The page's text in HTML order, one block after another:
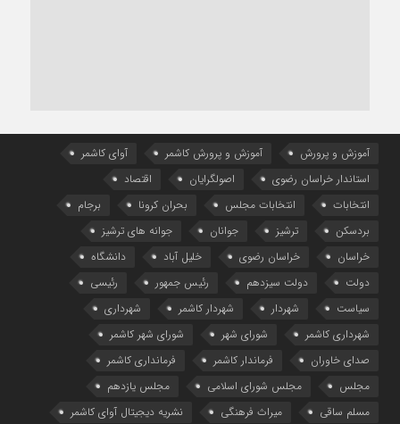
آموزش و پرورش آموزش و پرورش کاشمر
آوای کاشمر
استاندار خراسان رضوی
اصولگرایان
اقتصاد
انتخابات
انتخابات مجلس بحران کرونا
برجام
بردسکن
ترشیز جوانان
جوانه های ترشیز
خراسان
خراسان رضوی خلیل آباد
دانشگاه
دولت
دولت سیزدهم رئیس جمهور
رئیسی
سیاست
شهردار شهردار کاشمر
شهرداری
شهرداری کاشمر
شورای شهر
شورای شهر کاشمر
صدای خاوران
فرماندار کاشمر
فرمانداری کاشمر
مجلس
مجلس شورای اسلامی
مجلس یازدهم
مسلم ساقی
میراث فرهنگی نشریه دیجیتال آوای کاشمر